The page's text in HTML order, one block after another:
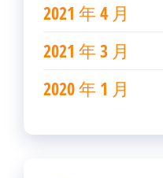
2021 年 4 月
2021 年 3 月
2020 年 1 月